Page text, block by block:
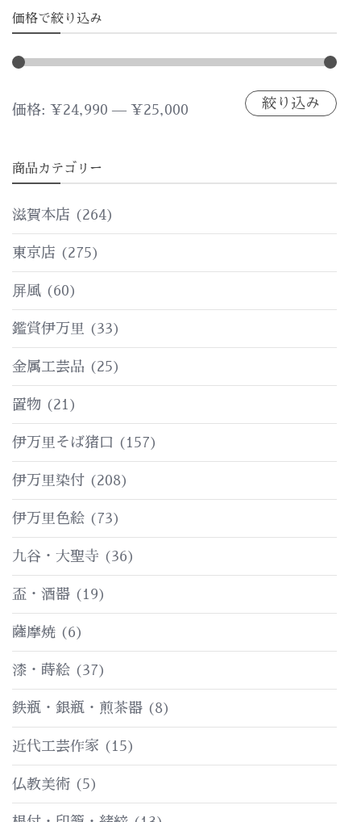
価格で絞り込み
最
価
格
最
価
格
絞り込み
価格: ¥24,990 — ¥25,000
商品カテゴリー
滋賀本店 (264)
東京店 (275)
屏風 (60)
鑑賞伊万里 (33)
金属工芸品 (25)
置物 (21)
伊万里そば猪口 (157)
伊万里染付 (208)
伊万里色絵 (73)
九谷・大聖寺 (36)
盃・酒器 (19)
薩摩焼 (6)
漆・蒔絵 (37)
鉄瓶・銀瓶・煎茶器 (8)
近代工芸作家 (15)
仏教美術 (5)